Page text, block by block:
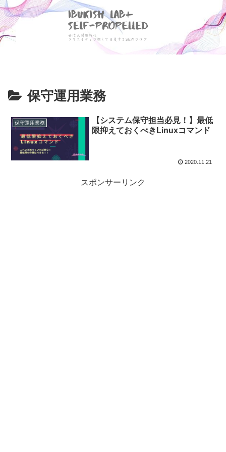
保守運用業務
保守運用業務
【システム保守担当必見！】最低
限抑えておくべきLinuxコマンド
2020.11.21
スポンサーリンク